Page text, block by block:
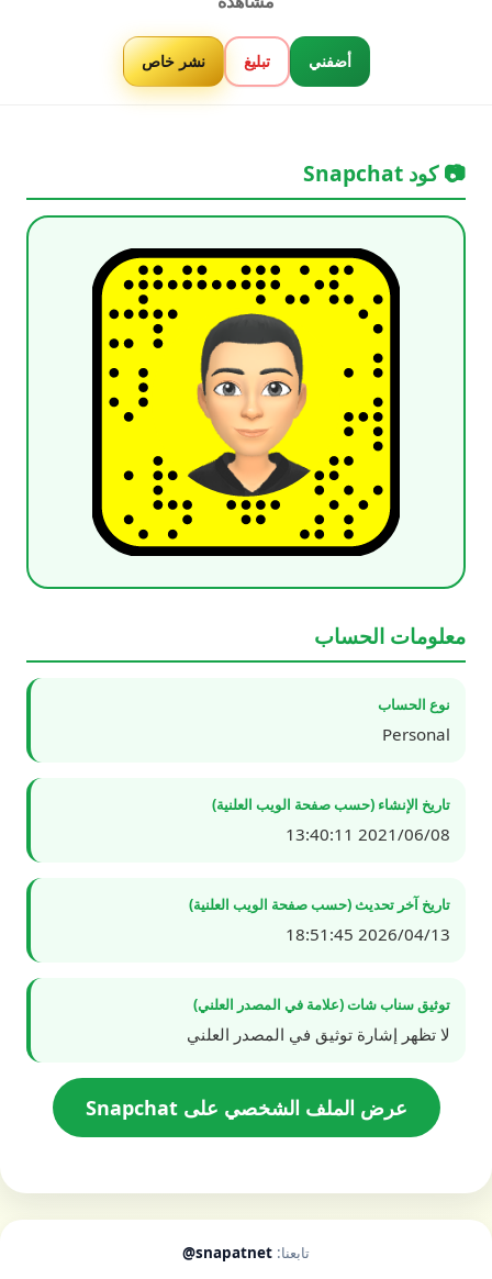
أضفني تبليغ نشر خاص
📷 كود Snapchat
معلومات الحساب
نوع الحساب
Personal
تاريخ الإنشاء (حسب صفحة الويب العلنية)
2021/06/08 13:40:11
تاريخ آخر تحديث (حسب صفحة الويب العلنية)
2026/04/13 18:51:45
توثيق سناب شات (علامة في المصدر العلني)
لا تظهر إشارة توثيق في المصدر العلني
عرض الملف الشخصي على Snapchat
تابعنا: @snapatnet